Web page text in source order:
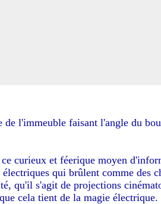
de l'immeuble faisant l'angle du
curieux et féerique moyen
qui brûlent comme des
qu'il s'agit de projections
cela tient de la magie électrique.